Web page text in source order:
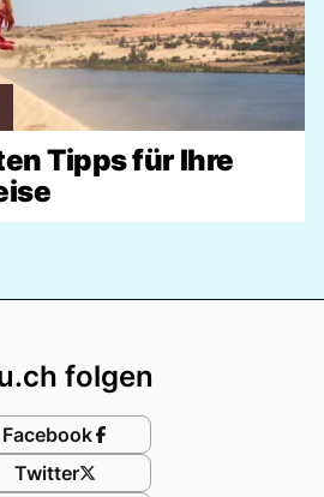
Tipps für Ihre
folgen
Facebook
Twitter